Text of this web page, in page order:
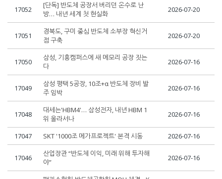
17052
[단독] 반도체 공장서 버리던 온수로 난
방… 내년 세계 첫 현실화
2026-07-20
17051
경북도, 구미 중심 반도체 소부장 혁신거
점 구축
2026-07-20
17050
삼성, 기흥캠퍼스에 새 메모리 공장 짓는
다
2026-07-16
17049
삼성 평택 5공장, 10조+α 반도체 장비 발
주 임박
2026-07-16
17048
대세는'HBM4'… 삼성전자, 내년 HBM 1
위 올라서나
2026-07-16
17047 SKT '1000조 메가프로젝트' 본격 시동 2026-07-16
17046
산업장관 “반도체 이익, 미래 위해 투자해
야”
2026-07-16